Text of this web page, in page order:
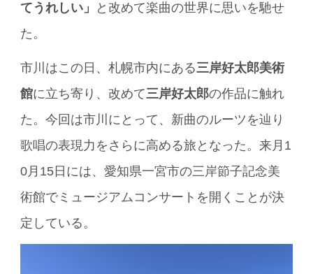
てうれしい」
と改めて楽曲の世界に思いを馳せ
た。
市川はこの日、札幌市内にある三岸好太郎美術
館に立ち寄り、改めて三岸好太郎の作品に触れ
た。今回は市川にとって、新曲のルーツを辿り
歌唱の表現力をさらに高める旅となった。来月1
0月15日には、愛知県一宮市の三岸節子記念美
術館でミュージアムコンサートを開くことが決
定している。